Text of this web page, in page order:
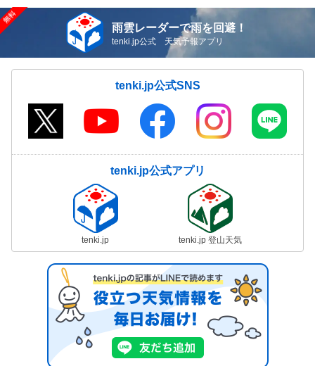
雨雲レーダーで雨を回避！
tenki.jp公式 天気予報アプリ
tenki.jp公式SNS
tenki.jp公式アプリ
tenki.jp tenki.jp 登山天気